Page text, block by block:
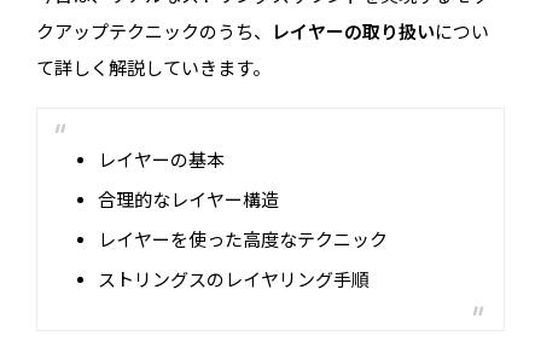
クアップテクニックのうち、
レイヤーの取り扱いについ
て詳しく解説していきます。
レイヤーの基本
合理的なレイヤー構造
レイヤーを使った高度なテクニック
ストリングスのレイヤリング手順